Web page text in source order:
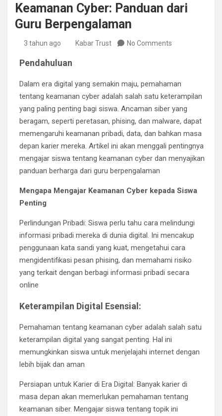
Keamanan Cyber: Panduan dari
Guru Berpengalaman
3 tahun ago Kabar Trust No Comments
Pendahuluan
Dalam era digital yang semakin maju, pemahaman
tentang keamanan cyber adalah salah satu keterampilan
yang paling penting bagi siswa. Ancaman siber yang
beragam, seperti peretasan, phising, dan malware, dapat
memengaruhi keamanan pribadi, data, dan bahkan masa
depan karier mereka. Artikel ini akan menggali pentingnya
mengajar siswa tentang keamanan cyber dan menyajikan
panduan berharga dari guru berpengalaman
Mengapa Mengajar Keamanan Cyber kepada Siswa
Penting
Perlindungan Pribadi: Siswa perlu tahu cara melindungi
informasi pribadi mereka di dunia digital. Ini mencakup
penggunaan kata sandi yang kuat, mengetahui cara
mengidentifikasi pesan phising, dan memahami risiko
yang terkait dengan berbagi informasi pribadi secara
online
Keterampilan Digital Esensial:
Pemahaman tentang keamanan cyber adalah salah satu
keterampilan digital yang sangat penting. Hal ini
memungkinkan siswa untuk menjelajahi internet dengan
lebih bijak dan aman
Persiapan untuk Karier di Era Digital: Banyak karier di
masa depan akan memerlukan pemahaman tentang
keamanan siber. Mengajar siswa tentang topik ini